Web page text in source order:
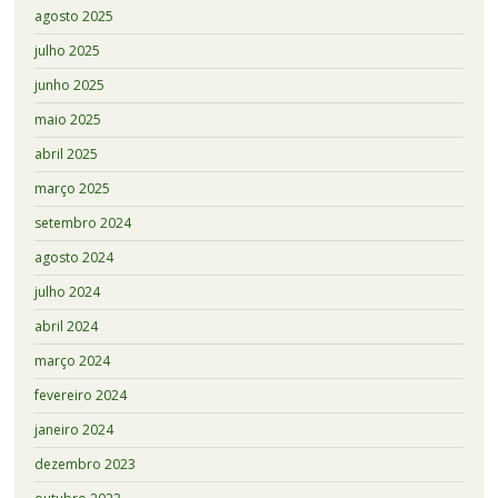
agosto 2025
julho 2025
junho 2025
maio 2025
abril 2025
março 2025
setembro 2024
agosto 2024
julho 2024
abril 2024
março 2024
fevereiro 2024
janeiro 2024
dezembro 2023